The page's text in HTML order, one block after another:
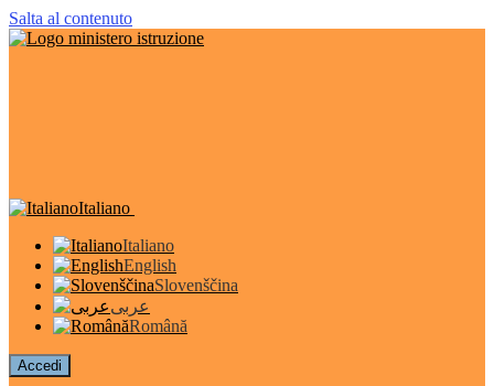
Salta al contenuto
Italiano
Italiano
English
Slovenščina
عربى
Română
Accedi